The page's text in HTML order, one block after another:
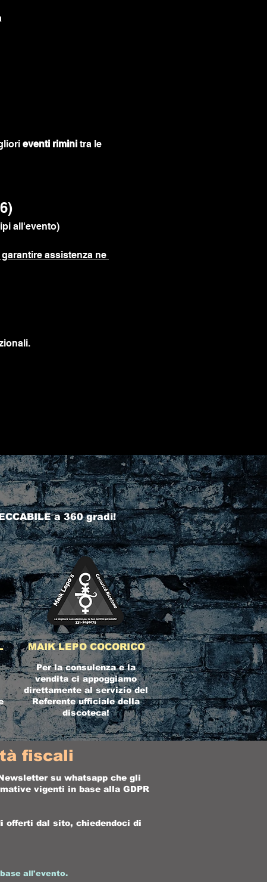
eventi rimini tra le
all'evento)
assistenza ne
a 360 gradi!
MAIK LEPO COCORICO
Per la consulenza e la
vendita ci appoggiamo
direttamente al servizio del
Referente ufficiale della
discoteca!
fiscali
su whatsapp che gli
vigenti in base alla GDPR
offerti dal sito, chiedendoci di
all'evento.